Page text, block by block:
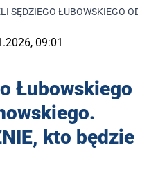
SĘDZIEGO ŁUBOWSKIEGO OD
09:01
Łubowskiego
kto będzie